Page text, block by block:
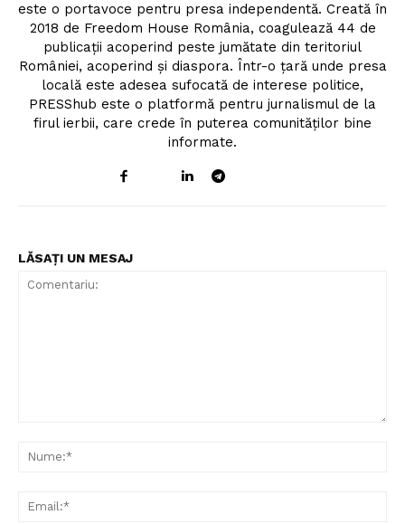
este o portavoce pentru presa independentă. Creată în
2018 de Freedom House România, coagulează 44 de
publicații acoperind peste jumătate din teritoriul
României, acoperind și diaspora. Într-o țară unde presa
locală este adesea sufocată de interese politice,
PRESShub este o platformă pentru jurnalismul de la
firul ierbii, care crede în puterea comunităților bine
informate.
LĂSAȚI UN MESAJ